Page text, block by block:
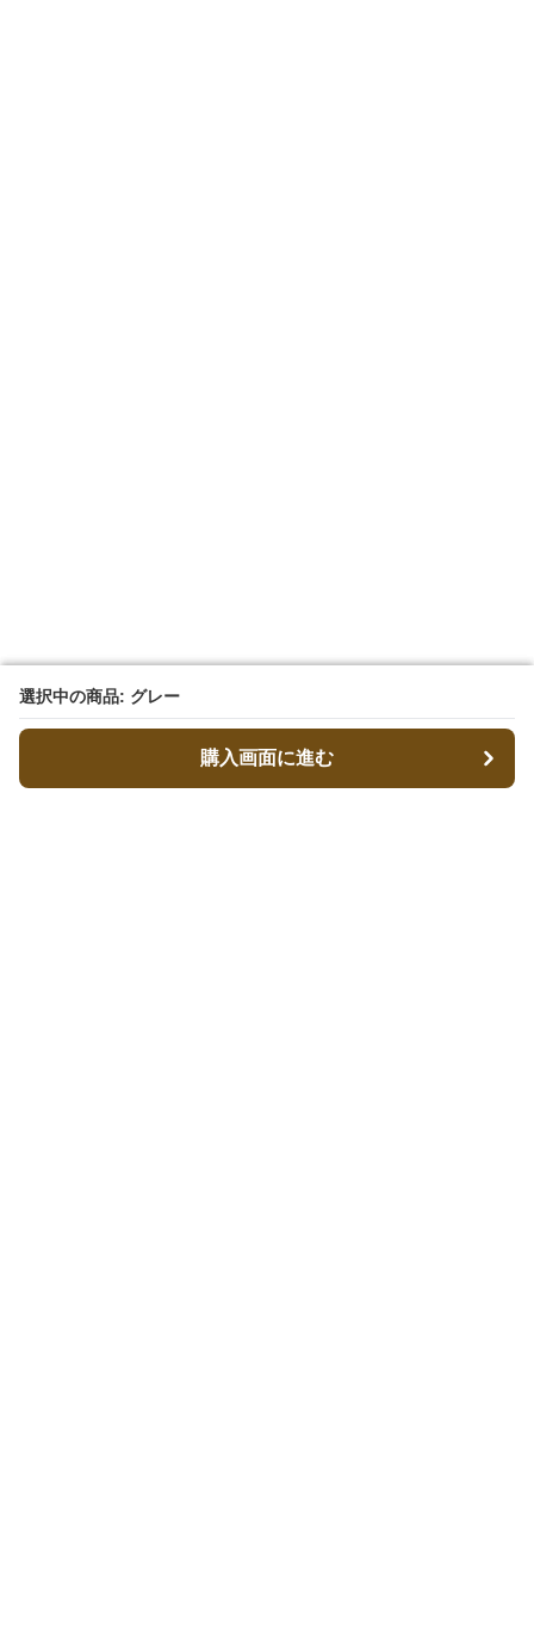
選択中の商品: グレー
購入画面に進む
選択中の商品: グレー
購入画面に進む